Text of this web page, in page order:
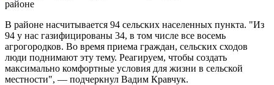
В районе насчитывается 94 сельских населенных пункта. "Из
94 у нас газифицированы 34, в том числе все восемь
агрогородков. Во время приема граждан, сельских сходов
люди поднимают эту тему. Реагируем, чтобы создать
максимально комфортные условия для жизни в сельской
местности", — подчеркнул Вадим Кравчук.